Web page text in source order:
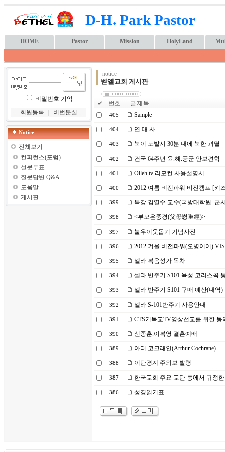
D-H. Park Pastor
HOME Pastor Mission HolyLand
비밀번호 기억
회원등록
비번분실
Notice
전체보기
컨퍼런스(포럼)
설문투표
질문답변 Q&A
도움말
게시판
notice
벧엘교회 게시판
번호 글 제 목
405 Sample
404 연 대 사
403 북이 도발시 30분 내에 북한 괴멸
402 건국 64주년 육.해.공군 안보견학
401 Olleh tv 리모컨 사용설명서
400 2012 여름 비전파워 비전캠프 [키
399 특강 김열수 교수(국방대학원. 군
398 <부모은중경(父母恩重經)>
397 불우이웃돕기 기념사진
396 2012 겨울 비전파워(오병이어)
395 셀라 복음성가 목차
394 셀라 반주기 S101 육성 코러스곡
393 셀라 반주기 S101 구매 예산(내역)
392 셀라 S-101반주기 사용안내
391 CTS기독교TV영상선교를 위한 동
390 신종훈.이복영 결혼예배
389 아터 코크래인(Arthur Cochrane)
388 이단경계 주의보 발령
387 한국교회 주요 교단 등에서 규정
386 성경읽기표